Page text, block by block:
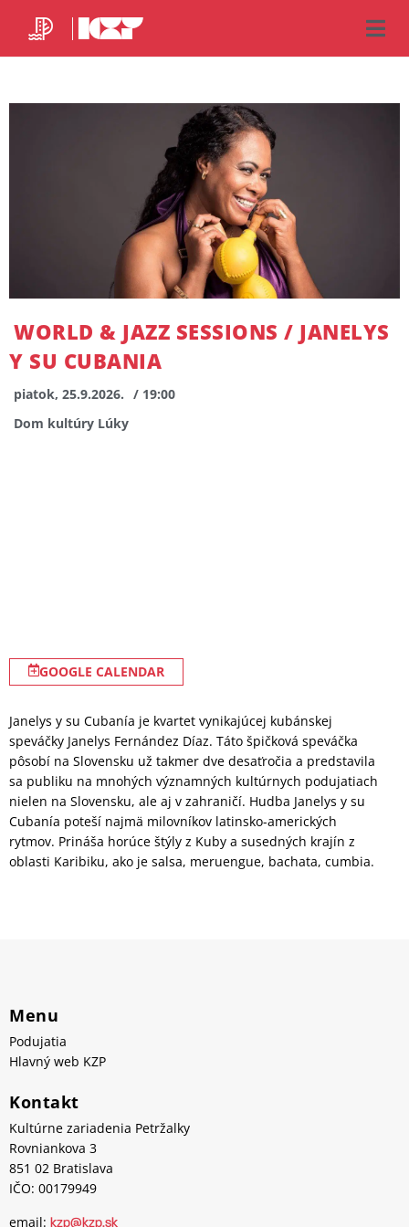
WORLD & JAZZ SESSIONS / JANELYS
Y SU CUBANIA
piatok, 25.9.2026. / 19:00
Dom kultúry Lúky
GOOGLE CALENDAR
Janelys y su Cubanía je kvartet vynikajúcej kubánskej
speváčky Janelys Fernández Díaz. Táto špičková speváčka
pôsobí na Slovensku už takmer dve desaťročia a predstavila
sa publiku na mnohých významných kultúrnych podujatiach
nielen na Slovensku, ale aj v zahraničí. Hudba Janelys y su
Cubanía poteší najmä milovníkov latinsko-amerických
rytmov. Prináša horúce štýly z Kuby a susedných krajín z
oblasti Karibiku, ako je salsa, meruengue, bachata, cumbia.
Menu
Podujatia
Hlavný web KZP
Kontakt
Kultúrne zariadenia Petržalky
Rovniankova 3
851 02 Bratislava
IČO: 00179949
email: kzp@kzp.sk